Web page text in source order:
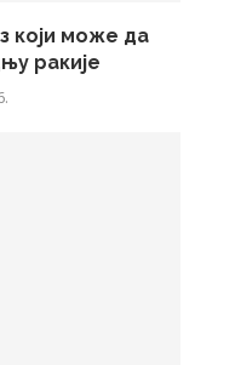
који може да
ракије